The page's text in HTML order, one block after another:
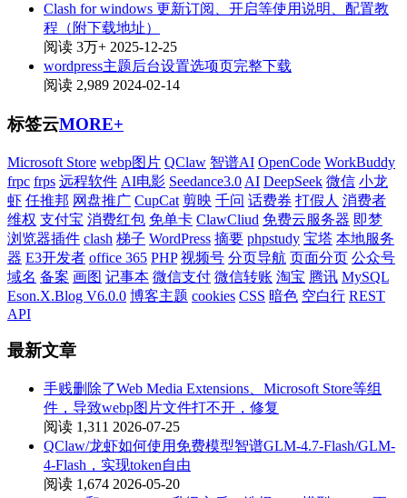
Clash for windows 更新订阅、开启等使用说明、配置教
程（附下载地址）
阅读 3万+ 2025-12-25
wordpress主题后台设置选项页完整下载
阅读 2,989 2024-02-14
标签云MORE+
Microsoft Store webp图片 QClaw 智谱AI OpenCode WorkBuddy
frpc frps 远程软件 AI电影 Seedance3.0 AI DeepSeek 微信 小龙
虾 任推邦 网盘推广 CupCat 剪映 千问 话费券 打假人 消费者
维权 支付宝 消费红包 免单卡 ClawCliud 免费云服务器 即梦
浏览器插件 clash 梯子 WordPress 摘要 phpstudy 宝塔 本地服务
器 E3开发者 office 365 PHP 视频号 分页导航 页面分页 公众号
域名 备案 画图 记事本 微信支付 微信转账 淘宝 腾讯 MySQL
Eson.X.Blog V6.0.0 博客主题 cookies CSS 暗色 空白行 REST
API
最新文章
手贱删除了Web Media Extensions、Microsoft Store等组
件，导致webp图片文件打不开，修复
阅读 1,311 2026-07-25
QClaw/龙虾如何使用免费模型智谱GLM-4.7-Flash/GLM-
4-Flash，实现token自由
阅读 1,674 2026-05-20